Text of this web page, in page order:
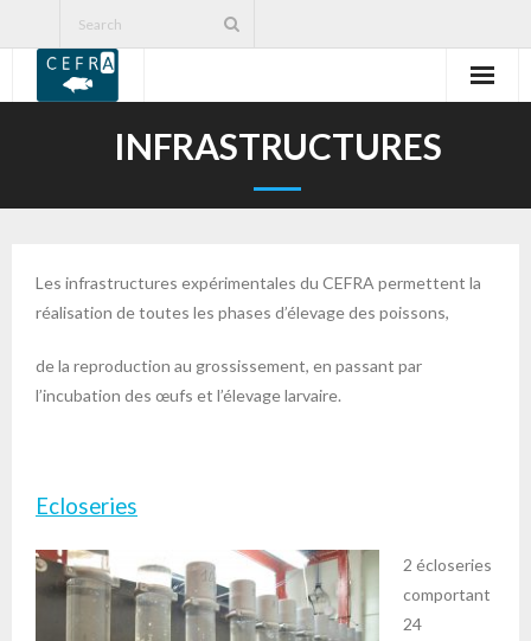
COOPERATION
CERER-Pisciculture asbl
INFRASTRUCTURES
Les infrastructures expérimentales du CEFRA permettent la
réalisation de toutes les phases d’élevage des poissons,
de la reproduction au grossissement, en passant par
l’incubation des œufs et l’élevage larvaire.
Ecloseries
2 écloseries
comportant
24